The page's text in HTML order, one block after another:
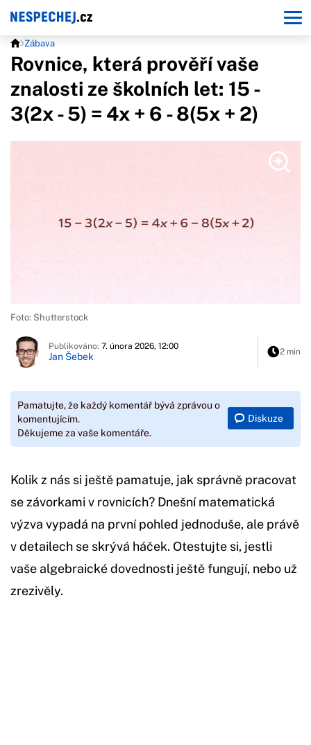
Zábava
Rovnice, která prověří vaše
znalosti ze školních let: 15 -
3(2x - 5) = 4x + 6 - 8(5x + 2)
Foto: Shutterstock
Publikováno: 7. února 2026, 12:00
Jan Šebek 2 min
Pamatujte, že každý komentář bývá zprávou o
komentujícím.
Děkujeme za vaše komentáře.
Diskuze
Kolik z nás si ještě pamatuje, jak správně pracovat
se závorkami v rovnicích? Dnešní matematická
výzva vypadá na první pohled jednoduše, ale právě
v detailech se skrývá háček. Otestujte si, jestli
vaše algebraické dovednosti ještě fungují, nebo už
zrezivěly.